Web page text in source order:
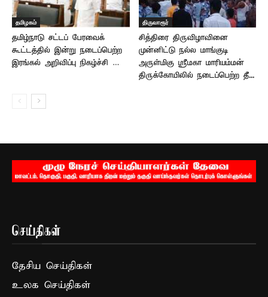
தமிழகம்
தமிழ்நாடு சட்டப் பேரவைக்
கூட்டத்தில் இன்று நடைப்பெற்ற
இரங்கல் அறிவிப்பு நிகழ்ச்சி …
திருவாரூர்
சித்திரை திருவிழாவினை
முன்னிட்டு நல்ல மாங்குடி
அருள்மிகு ஸ்ரீமகா மாரியம்மன்
திருக்கோயிலில் நடைப்பெற்ற தீ...
செய்திகள்
தேசிய செய்திகள்
உலக செய்திகள்